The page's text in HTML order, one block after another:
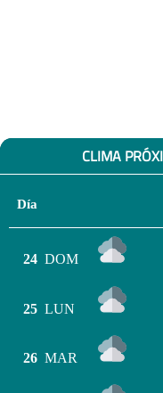
CLIMA
Día
24 DOM
25 LUN
26 MAR